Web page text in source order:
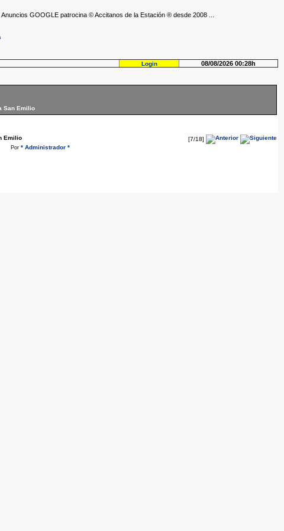
Anuncios GOOGLE patrocina © Accitanos de la Estación ® desde 2008 ...
Login 08/08/2026 00:28h
San Emilio
[7/18]
Emilio
Por * Administrador *